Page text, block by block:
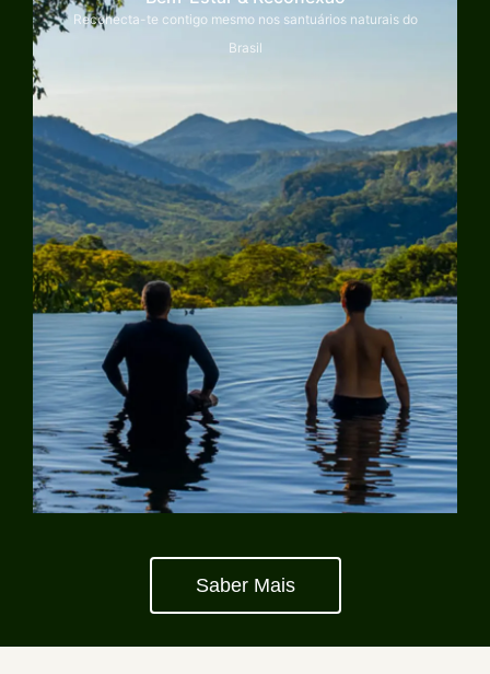
Reconecta-te contigo mesmo nos santuários naturais do
Brasil
Explorar
Saber Mais